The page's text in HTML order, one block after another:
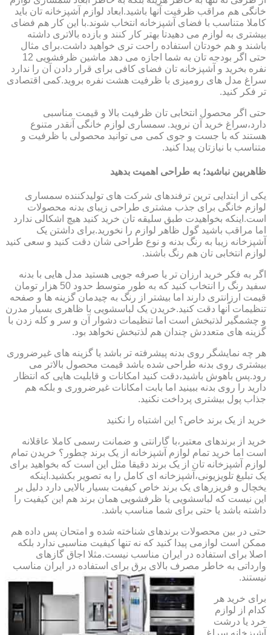
خانگی هم مراقب ظرفیت آنها باشید.ابعاد لوازم آشپزخانه تان باید
کاملا متناسب با فضای آشپزخانه انتخاب شوند.با این کار هم فضای
بیشتری به لوازم می دهیدتا بهتر کار کنند و بازده بالاتری داشته
باشند و هم خودتان استفاده راحت تری خواهید داشت.برای مثال
حتی اگر بودجه تان به شما اجازه می دهد ماشین ظرفشویی 12
نفره بخرید و آشپزخانه تان فضای کافی برای قرار دادن آن را ندارد
سراغ مدل های رومیزی با ظرفیت هشت نفره بروید.کمی اقتصادی
تر فکر کنید.
حتی اگر محصول انتخابی تان ظرفیت بالا و قیمت مناسبی
دارد،سراغ خرید آن نروید. سمساری لوازم خانگی آنقدر متنوع
هستند که با جست و جوی کمی می توانید محصولی با ظرفیت و
متناسب با نیازتان پیدا کنید.
ظاهربین نباشید؛ به طراحی اهمیت بدهید
یکی از ابتدایی ترین ترفندهای شرکت های تولیدکننده سمساری
لوازم خانگی برای جذب مشتری طراحی زیبای بدنه محصولات
است.اینکه بخواهیدت طبق سلیقه تان خرید کنید هیچ اشکالی ندارد
اما مراقب باشید گول ظاهر لوازم را نخورید.برای داشتن یک
آشپزخانه زیبا به رنگ بدنه و نوع طراحی شان دقت کنید و سعی کنید
لوازم انتخابی تان هم رنگ باشند.
اگر به فکر خرید ارزان تر یا صرفه جویی هستید مدل هایی با بدنه
سفید رنگ را انتخاب کنید که به طور متوسط حدود 50 هزار تومان
قیمت ارزانتری دارند اما بیشتر از رنگ به چیدمان گزینه ها و صفحه
تنظیمات آنها دقت کنید.خریدن یک لباسشویی با ظاهری بسیار مدرن
و چشمگیر لذتبخش است اما تنظیمات دشوار آن و سر و کله زدن با
گزینه های متعددش چندان هم لذتبخش نخواهد بود.
هر چه نمایشگر روی بدنه پیشرفته تر باشد یا گزینه های غیرضروری
بیشتری روی بدنه طراحی شده باشد قیمت محصول بالاتر می
رود.پس باهوش باشید،دقت کنید امکانات و قابلیت هایی که انتظار
دارید را روی بدنه ببینید اما بابت امکانات غیرضروری و بلکه هم
جذاب پول بیشتری پرداخت نکنید.
خرید از یک برند خاص؟ این اشتباه را نکنید
خرید از برندهای معتبر،با گارانتی و ضمانت رسمی کاملا عاقلانه
است اما خرید تمام لوازم آشپزخانه از یک برند چطور؟ خریدن تمام
لوازم آشپزخانه تان از یک برند دقیقا مثل این است که بخواهید برای
یک تبلیغ تلویزیونی،آشپزخانه ای کامل را به تصویر بکشید.اینکه
یخچال و فریزرهای یک برند خاص کیفیت بسیار بالایی دارد دلیل بر
این نیست که لباسشویی یا ظرفشویی همان برند هم این کیفیت را
داشته باشد یا حتی برای شما مناسب باشد.
حتی در بین محصولات برندهای شناخته شده و امتحان پس داده هم
ممکن است لوازمی پیدا کنید که نه تنها کیفیت مناسبی ندارد بلکه
اصلا برای استفاده در ایران مناسب نیست.مثلا اجاق گازهای
وارداتی به خاطر مصرف بالای برق برای استفاده در ایران مناسب
نیستند.
برای خرید هر
کدام از لوازم
خرد یا درشت